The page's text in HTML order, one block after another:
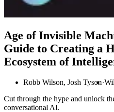
Age of Invisible
Guide to Creating a
Ecosystem of
Robb Wilson, Josh Tyson
Cut through the hype and unlock
conversational AI.